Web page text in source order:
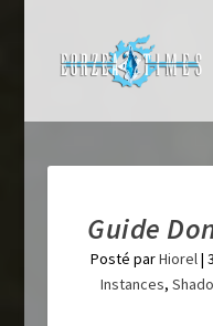
Guide
Posté parHiorel|
Instances,